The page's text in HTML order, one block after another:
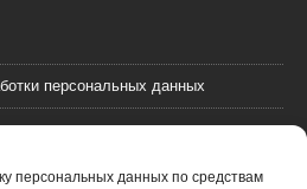
персональных данных по средствам
персональных данных
данных
(оферта)